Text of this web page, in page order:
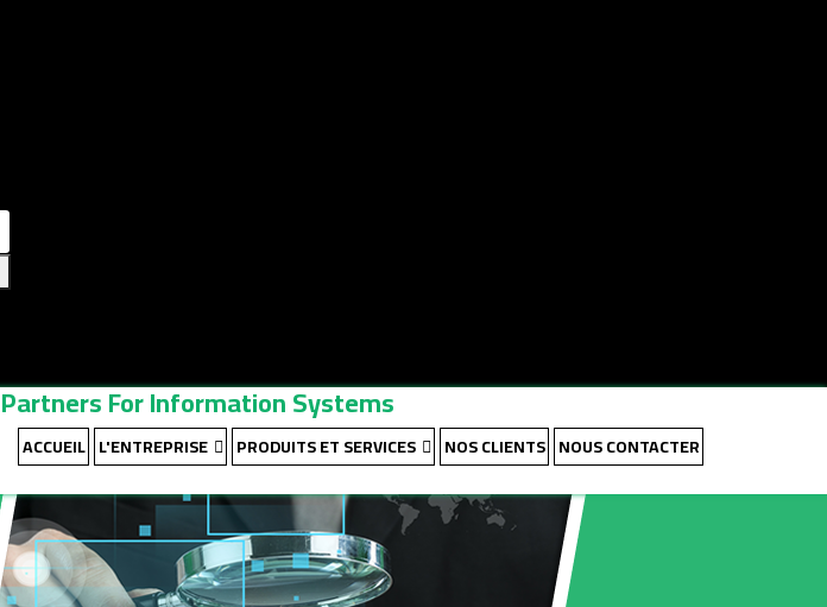
Partners For Information Systems
ACCUEIL L'ENTREPRISE PRODUITS ET SERVICES NOS CLIENTS NOUS CONTACTER